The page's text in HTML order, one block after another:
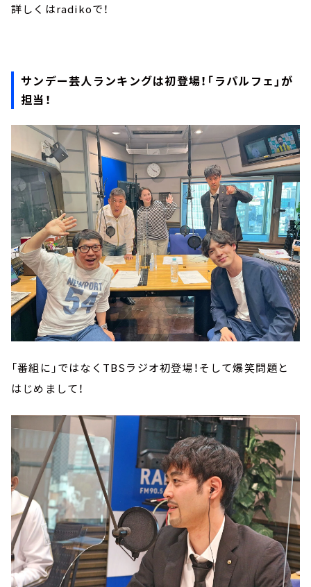
詳しくはradikoで！
サンデー芸人ランキングは初登場！「ラパルフェ」が
担当！
「番組に」ではなくTBSラジオ初登場！そして爆笑問題と
はじめまして！